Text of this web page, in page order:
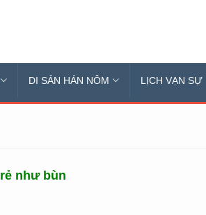
DI SẢN HÁN NÔM LỊCH VẠN SỰ
rẻ như bùn